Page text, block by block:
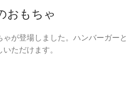
おもちゃ
が登場しました。ハンバーガー
ただけます。